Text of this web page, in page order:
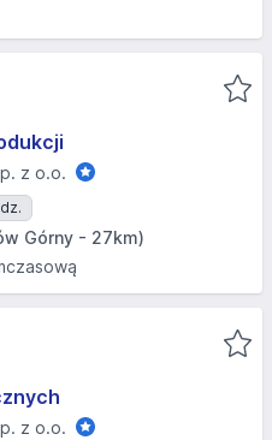
z o.o.
Górny - 27km)
z o.o.